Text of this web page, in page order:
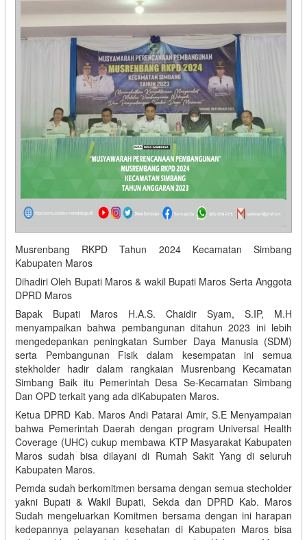
Musrenbang RKPD Tahun 2024 Kecamatan Simbang
Kabupaten Maros
Dihadiri Oleh Bupati Maros & wakil Bupati Maros Serta Anggota
DPRD Maros
Bapak Bupati Maros H.A.S. Chaidir Syam, S.IP, M.H
menyampaikan bahwa pembangunan ditahun 2023 ini lebih
mengedepankan peningkatan Sumber Daya Manusia (SDM)
serta Pembangunan Fisik dalam kesempatan ini semua
stekholder hadir dalam rangkaian Musrenbang Kecamatan
Simbang Baik itu Pemerintah Desa Se-Kecamatan Simbang
Dan OPD terkait yang ada diKabupaten Maros.
Ketua DPRD Kab. Maros Andi Patarai Amir, S.E Menyampaian
bahwa Pemerintah Daerah dengan program Universal Health
Coverage (UHC) cukup membawa KTP Masyarakat Kabupaten
Maros sudah bisa dilayani di Rumah Sakit Yang di seluruh
Kabupaten Maros.
Pemda sudah berkomitmen bersama dengan semua stecholder
yakni Bupati & Wakil Bupati, Sekda dan DPRD Kab. Maros
Sudah mengeluarkan Komitmen bersama dengan ini harapan
kedepannya pelayanan kesehatan di Kabupaten Maros bisa